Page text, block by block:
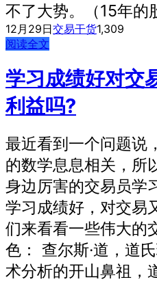
不了大势。（15年的
12月29日交易干货1,309
阅读全文
学习成绩好对交
利益吗?
最近看到一个问题说
的数学息息相关，所
身边厉害的交易员学
学习成绩好，对交易
们来看看一些伟大的
色： 查尔斯·道，道
术分析的开山鼻祖，